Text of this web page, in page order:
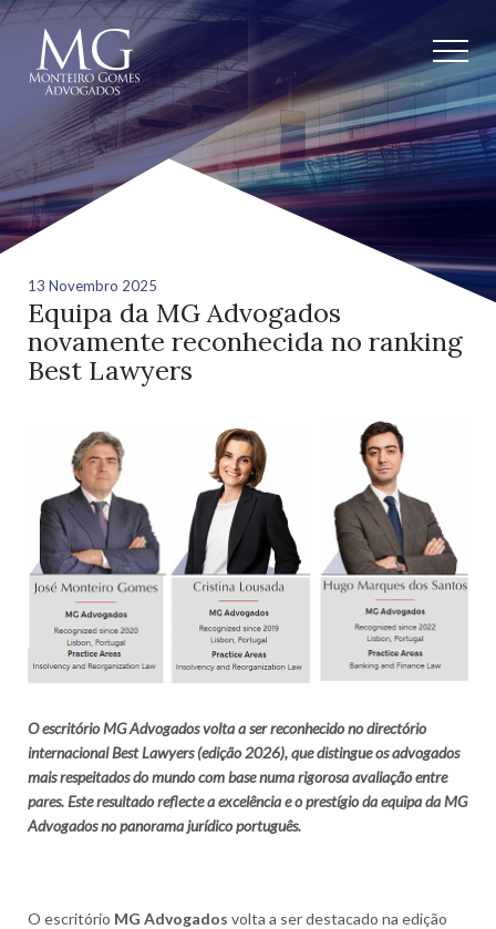
13 Novembro 2025
Equipa da MG Advogados
novamente reconhecida no ranking
Best Lawyers
O escritório MG Advogados volta a ser reconhecido no directório
internacional Best Lawyers (edição 2026), que distingue os advogados
mais respeitados do mundo com base numa rigorosa avaliação entre
pares. Este resultado reflecte a excelência e o prestígio da equipa da MG
Advogados no panorama jurídico português.
O escritório MG Advogados volta a ser destacado na edição